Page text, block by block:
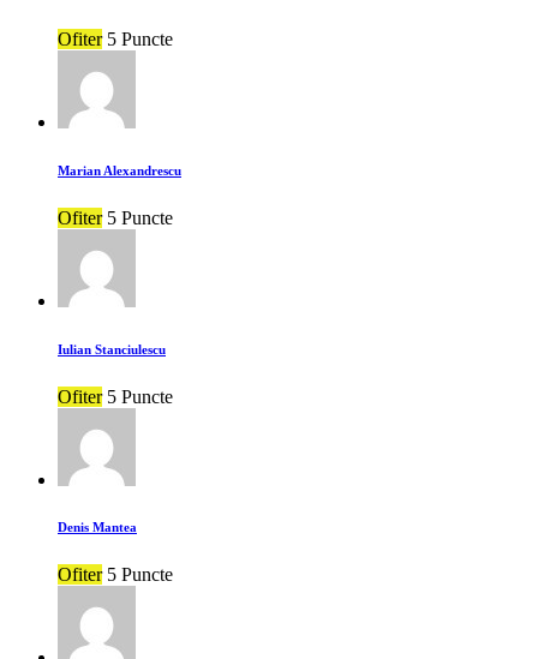
Ofiter 5 Puncte
Marian Alexandrescu
Ofiter 5 Puncte
Iulian Stanciulescu
Ofiter 5 Puncte
Denis Mantea
Ofiter 5 Puncte